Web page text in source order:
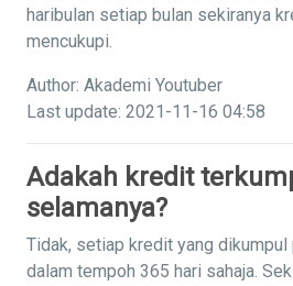
haribulan setiap bulan sekiranya
mencukupi.
Author: Akademi Youtuber
Last update: 2021-11-16 04:58
Adakah kredit
selamanya?
Tidak, setiap kredit yang dikumpul
dalam tempoh 365 hari sahaja.